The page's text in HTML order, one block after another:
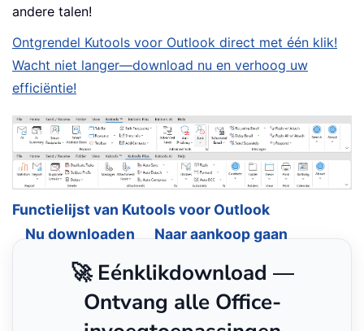
andere talen!
Ontgrendel Kutools voor Outlook direct met één klik!
Wacht niet langer—download nu en verhoog uw
efficiëntie!
Functielijst van Kutools voor Outlook
Nu downloaden
Naar aankoop gaan
🚀 Eénklikdownload —
Ontvang alle Office-